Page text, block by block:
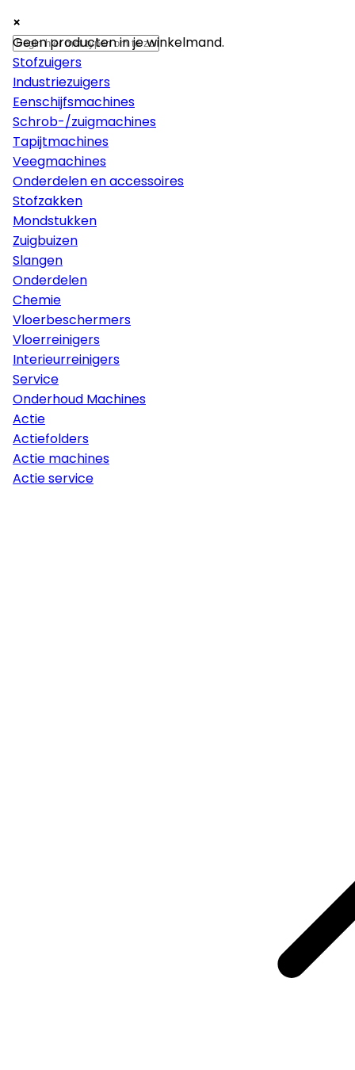
×
Machines
Stofzuigers
Industriezuigers
Eenschijfsmachines
Schrob-/zuigmachines
Tapijtmachines
Veegmachines
Onderdelen en accessoires
Stofzakken
Mondstukken
Zuigbuizen
Slangen
Onderdelen
Chemie
Vloerbeschermers
Vloerreinigers
Interieurreinigers
Service
Onderhoud Machines
Actie
Actiefolders
Actie machines
Actie service
×
×
Geen producten in je winkelmand.